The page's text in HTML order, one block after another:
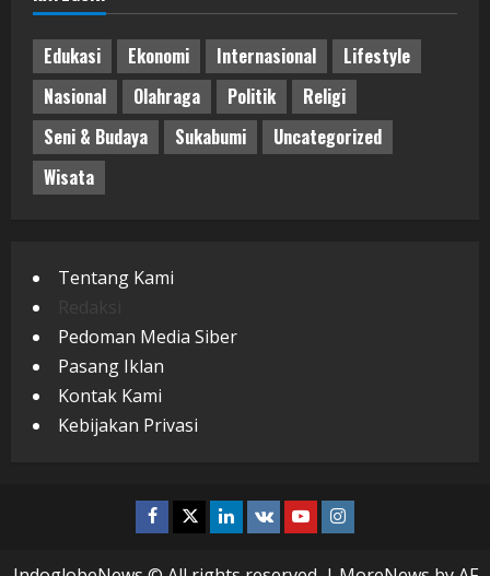
Edukasi Ekonomi Internasional
Lifestyle
Nasional
Olahraga Politik
Religi
Seni & Budaya
Sukabumi
Uncategorized
Wisata
Tentang Kami
Pedoman Media Siber
Pasang Iklan
Kontak Kami
Kebijakan Privasi
Facebook
TwitterLinkedin
VK YoutubeInstagram